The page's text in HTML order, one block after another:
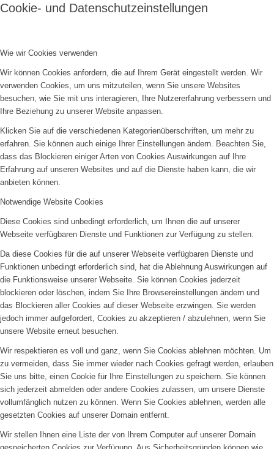
Cookie- und Datenschutzeinstellungen
Wie wir Cookies verwenden
Wir können Cookies anfordern, die auf Ihrem Gerät eingestellt werden. Wir
verwenden Cookies, um uns mitzuteilen, wenn Sie unsere Websites
besuchen, wie Sie mit uns interagieren, Ihre Nutzererfahrung verbessern und
Ihre Beziehung zu unserer Website anpassen.
Klicken Sie auf die verschiedenen Kategorienüberschriften, um mehr zu
erfahren. Sie können auch einige Ihrer Einstellungen ändern. Beachten Sie,
dass das Blockieren einiger Arten von Cookies Auswirkungen auf Ihre
Erfahrung auf unseren Websites und auf die Dienste haben kann, die wir
anbieten können.
Notwendige Website Cookies
Diese Cookies sind unbedingt erforderlich, um Ihnen die auf unserer
Webseite verfügbaren Dienste und Funktionen zur Verfügung zu stellen.
Da diese Cookies für die auf unserer Webseite verfügbaren Dienste und
Funktionen unbedingt erforderlich sind, hat die Ablehnung Auswirkungen auf
die Funktionsweise unserer Webseite. Sie können Cookies jederzeit
blockieren oder löschen, indem Sie Ihre Browsereinstellungen ändern und
das Blockieren aller Cookies auf dieser Webseite erzwingen. Sie werden
jedoch immer aufgefordert, Cookies zu akzeptieren / abzulehnen, wenn Sie
unsere Website erneut besuchen.
Wir respektieren es voll und ganz, wenn Sie Cookies ablehnen möchten. Um
zu vermeiden, dass Sie immer wieder nach Cookies gefragt werden, erlauben
Sie uns bitte, einen Cookie für Ihre Einstellungen zu speichern. Sie können
sich jederzeit abmelden oder andere Cookies zulassen, um unsere Dienste
vollumfänglich nutzen zu können. Wenn Sie Cookies ablehnen, werden alle
gesetzten Cookies auf unserer Domain entfernt.
Wir stellen Ihnen eine Liste der von Ihrem Computer auf unserer Domain